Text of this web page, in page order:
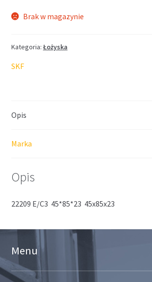
Brak w magazynie
Kategoria: Łożyska
SKF
Opis
Marka
Opis
22209 E/C3 45*85*23 45x85x23
Menu